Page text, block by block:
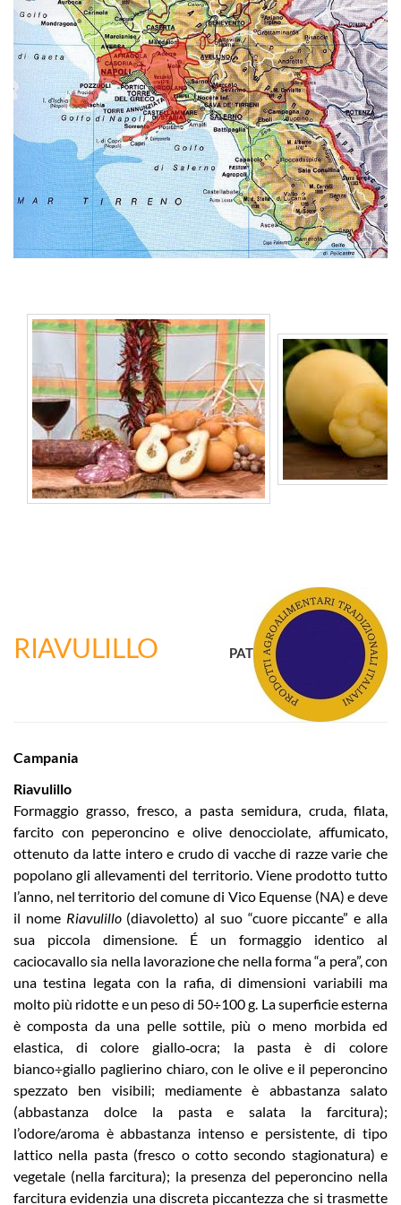
RIAVULILLO PAT
Campania
Riavulillo
Formaggio grasso, fresco, a pasta semidura, cruda, filata,
farcito con peperoncino e olive denocciolate, affumicato,
ottenuto da latte intero e crudo di vacche di razze varie che
popolano gli allevamenti del territorio. Viene prodotto tutto
l’anno, nel territorio del comune di Vico Equense (NA) e deve
il nome Riavulillo(diavoletto) al suo “cuore piccante” e alla
sua piccola dimensione. É un formaggio identico al
caciocavallo sia nella lavorazione che nella forma “a pera”, con
una testina legata con la rafia, di dimensioni variabili ma
molto più ridotte e un peso di 50÷100 g. La superficie esterna
è composta da una pelle sottile, più o meno morbida ed
elastica, di colore giallo‑ocra; la pasta è di colore
bianco÷giallo paglierino chiaro, con le olive e il peperoncino
spezzato ben visibili; mediamente è abbastanza salato
(abbastanza dolce la pasta e salata la farcitura);
l’odore/aroma è abbastanza intenso e persistente, di tipo
lattico nella pasta (fresco o cotto secondo stagionatura) e
vegetale (nella farcitura); la presenza del peperoncino nella
farcitura evidenzia una discreta piccantezza che si trasmette